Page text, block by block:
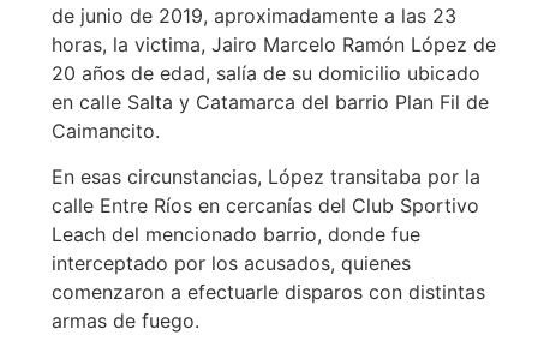
de junio de 2019, aproximadamente a las 23
horas, la victima, Jairo Marcelo Ramón López de
20 años de edad, salía de su domicilio ubicado
en calle Salta y Catamarca del barrio Plan Fil de
Caimancito.
En esas circunstancias, López transitaba por la
calle Entre Ríos en cercanías del Club Sportivo
Leach del mencionado barrio, donde fue
interceptado por los acusados, quienes
comenzaron a efectuarle disparos con distintas
armas de fuego.